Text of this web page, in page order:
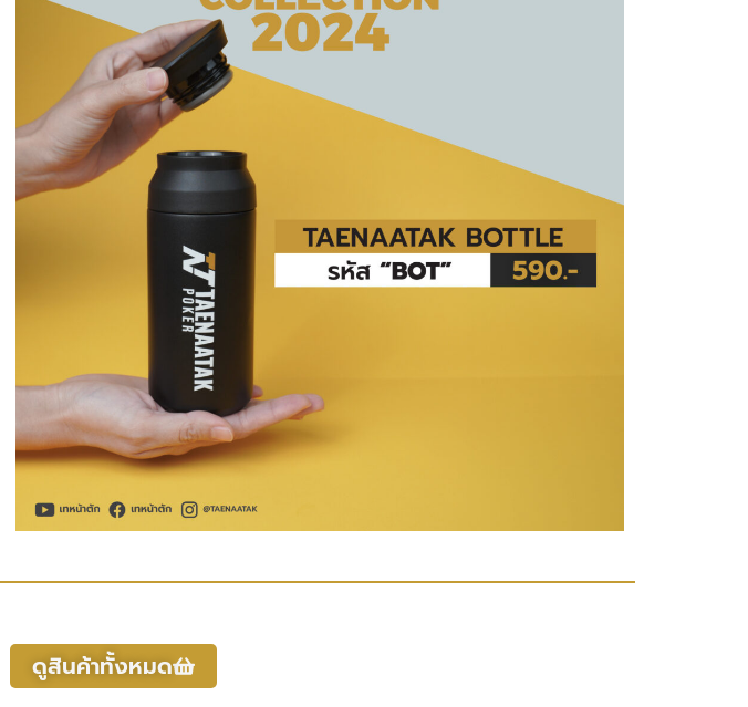
ดูสินค้าทั้งหมด